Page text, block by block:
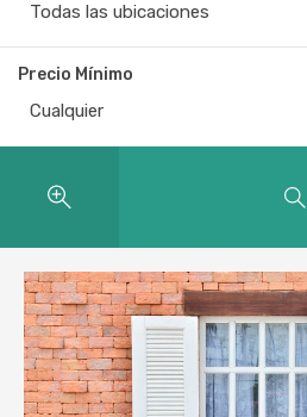
Todas las ubicaciones
Precio Mínimo
Cualquier